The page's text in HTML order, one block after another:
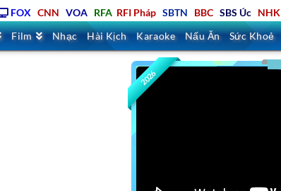
FOX CNN VOA RFA RFI Pháp SBTN BBC SBS Úc NHK
Film Nhạc Hài Kịch Karaoke Nấu Ăn Sức Khoẻ
2026